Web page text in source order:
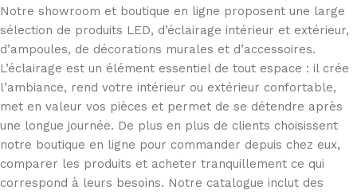
Notre showroom et boutique en ligne proposent une large
sélection de produits LED, d’éclairage intérieur et extérieur,
d’ampoules, de décorations murales et d’accessoires.
L’éclairage est un élément essentiel de tout espace : il crée
l’ambiance, rend votre intérieur ou extérieur confortable,
met en valeur vos pièces et permet de se détendre après
une longue journée. De plus en plus de clients choisissent
notre boutique en ligne pour commander depuis chez eux,
comparer les produits et acheter tranquillement ce qui
correspond à leurs besoins. Notre catalogue inclut des